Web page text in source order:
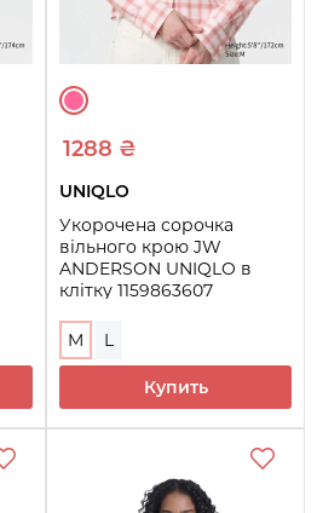
1288 ₴
UNIQLO
Укорочена сорочка
вільного крою JW
ANDERSON UNIQLO в
клітку 1159863607
M
L
Купить